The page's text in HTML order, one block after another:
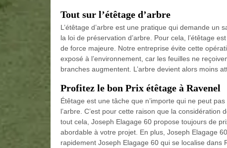
Tout sur l’étêtage d’arbre
L’étêtage d’arbre est une pratique qui demande un
la loi de préservation d’arbre. Pour cela, l’étêtage
de force majeure. Notre entreprise évite cette
exposé à l’environnement, car les feuilles ne
branches augmentent. L’arbre devient alors moins
Profitez le bon Prix étêtage à Ravenel
Étêtage est une tâche que n’importe qui ne peut
l’arbre. C’est pour cette raison que la
tout cela, Joseph Elagage 60 propose toujours de
abordable à votre projet. En plus, Joseph Elagage
rapidement Joseph Elagage 60 qui se localise dans